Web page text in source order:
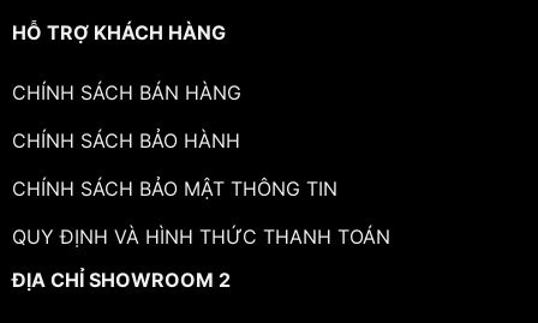
HỖ TRỢ KHÁCH HÀNG
CHÍNH SÁCH BÁN HÀNG
CHÍNH SÁCH BẢO HÀNH
CHÍNH SÁCH BẢO MẬT THÔNG TIN
QUY ĐỊNH VÀ HÌNH THỨC THANH TOÁN
ĐỊA CHỈ SHOWROOM 2